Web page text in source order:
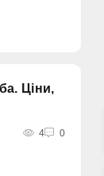
Ціни,
4 0